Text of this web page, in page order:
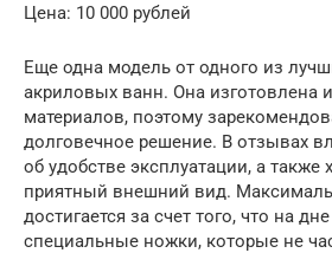
Цена: 10 000 рублей
Еще одна модель от одного из
акриловых ванн. Она изготовлена
материалов, поэтому
долговечное решение. В отзывах
об удобстве эксплуатации, а также
приятный внешний вид.
достигается за счет того, что на
специальные ножки, которые не